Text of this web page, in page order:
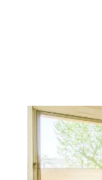
LYON 69003
78 m2, 3
Ref : 134683